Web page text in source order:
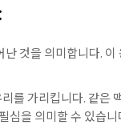
것을 의미합니다. 이
를 가리킵니다. 같은
을 의미할 수 있습니